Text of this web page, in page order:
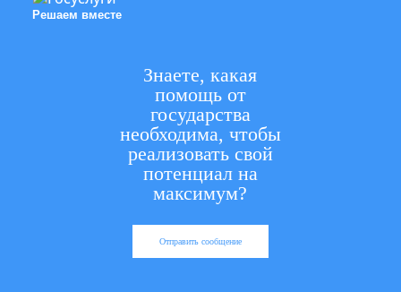
Решаем вместе
Знаете, какая
помощь от
государства
необходима, чтобы
реализовать свой
потенциал на
максимум?
Отправить сообщение